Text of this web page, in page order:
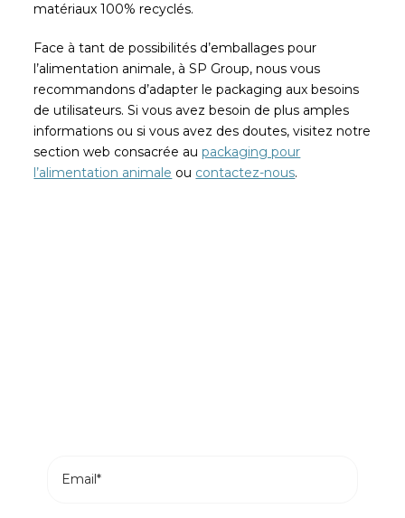
matériaux 100% recyclés.
Face à tant de possibilités d’emballages pour
l’alimentation animale, à SP Group, nous vous
recommandons d’adapter le packaging aux besoins
de utilisateurs. Si vous avez besoin de plus amples
informations ou si vous avez des doutes, visitez notre
section web consacrée aupackaging pour
l’alimentation animale ou contactez-nous.